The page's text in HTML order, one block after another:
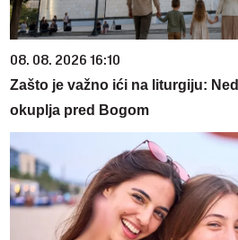
08. 08. 2026 16:10
Zašto je važno ići na liturgiju:
okuplja pred Bogom